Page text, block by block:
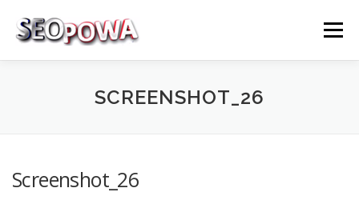
Menu
RÉFÉRENCEMENT MARKETING
SCREENSHOT_26
Screenshot_26